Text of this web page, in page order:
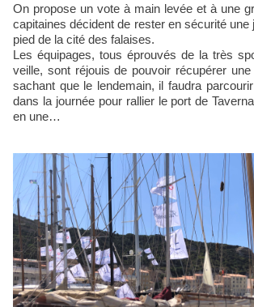
On propose un vote à main levée et à une grande majorité, les
capitaines décident de rester en sécurité une
pied de la cité des falaises.
Les équipages, tous éprouvés de la très
veille, sont réjouis de pouvoir récupérer
sachant que le lendemain, il faudra
dans la journée pour rallier le port de
en une…